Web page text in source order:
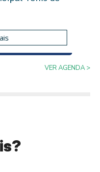
VER AGENDA >